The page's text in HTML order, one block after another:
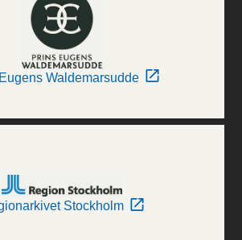
Waldemarsudde
Stockholm